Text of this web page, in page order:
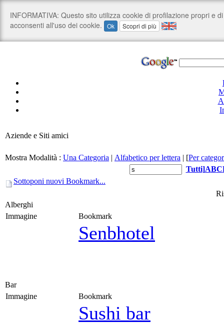
Aziende e Siti amici
Mostra Modalità : Una Categoria | Alfabetico per lettera | [Per
Tutti]ABC
Sottoponi nuovi Bookmark...
Alberghi
Immagine
Bookmark
Senbhotel
Bar
Immagine
Bookmark
Sushi bar